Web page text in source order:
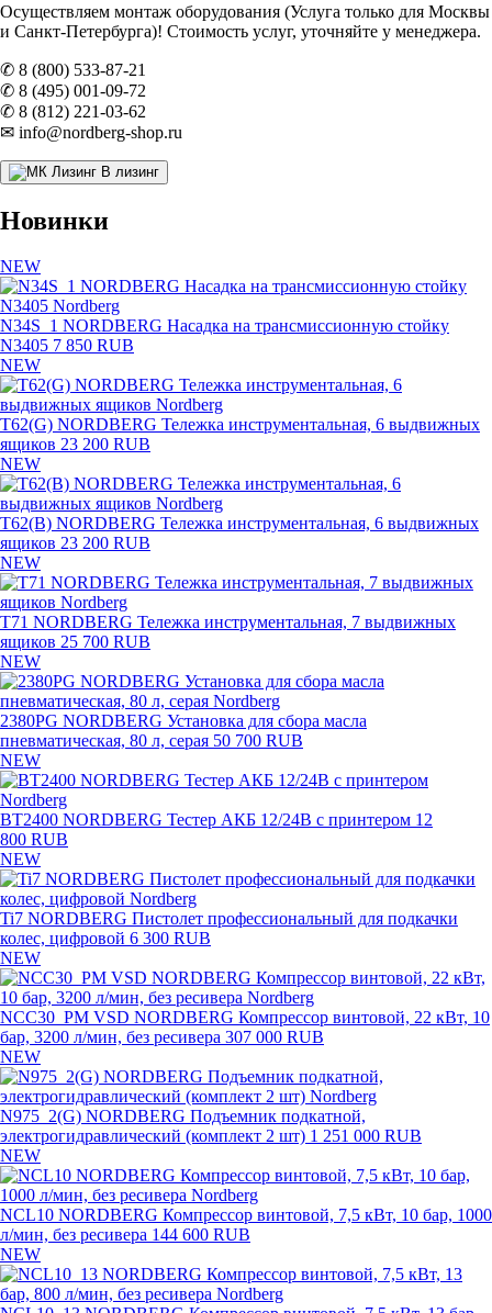
Осуществляем монтаж оборудования (Услуга только для Москвы
и Санкт-Петербурга)! Стоимость услуг, уточняйте у менеджера.
✆ 8 (800) 533-87-21
✆ 8 (495) 001-09-72
✆ 8 (812) 221-03-62
✉ info@nordberg-shop.ru
В лизинг
Новинки
NEW
N34S_1 NORDBERG Насадка на трансмиссионную стойку
N3405 7 850 RUB
NEW
T62(G) NORDBERG Тележка инструментальная, 6 выдвижных
ящиков 23 200 RUB
NEW
T62(B) NORDBERG Тележка инструментальная, 6 выдвижных
ящиков 23 200 RUB
NEW
T71 NORDBERG Тележка инструментальная, 7 выдвижных
ящиков 25 700 RUB
NEW
2380PG NORDBERG Установка для сбора масла
пневматическая, 80 л, серая 50 700 RUB
NEW
BT2400 NORDBERG Тестер АКБ 12/24В с принтером 12
800 RUB
NEW
Ti7 NORDBERG Пистолет профессиональный для подкачки
колес, цифровой 6 300 RUB
NEW
NCC30_PM VSD NORDBERG Компрессор винтовой, 22 кВт, 10
бар, 3200 л/мин, без ресивера 307 000 RUB
NEW
N975_2(G) NORDBERG Подъемник подкатной,
электрогидравлический (комплект 2 шт) 1 251 000 RUB
NEW
NCL10 NORDBERG Компрессор винтовой, 7,5 кВт, 10 бар, 1000
л/мин, без ресивера 144 600 RUB
NEW